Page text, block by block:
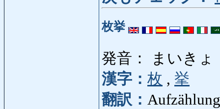
枚挙
発音： まいきょ
漢字： 枚 , 挙
翻訳： Aufzählung